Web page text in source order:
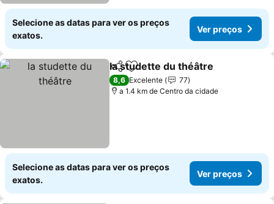
Selecione as datas para ver os preços
exatos.
Ver preços
PartilharAdicionar aos favoritos
la studette du théâtre
8,6 Excelente
77
a 1.4 km de Centro da cidade
Selecione as datas para ver os preços
exatos.
Ver preços